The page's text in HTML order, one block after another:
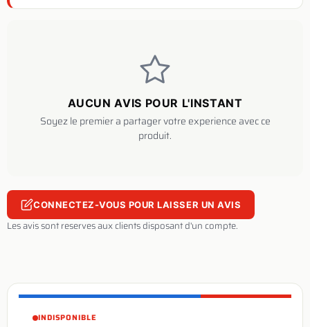
AUCUN AVIS POUR L'INSTANT
Soyez le premier a partager votre experience avec ce
produit.
CONNECTEZ-VOUS POUR LAISSER UN AVIS
Les avis sont reserves aux clients disposant d'un compte.
INDISPONIBLE